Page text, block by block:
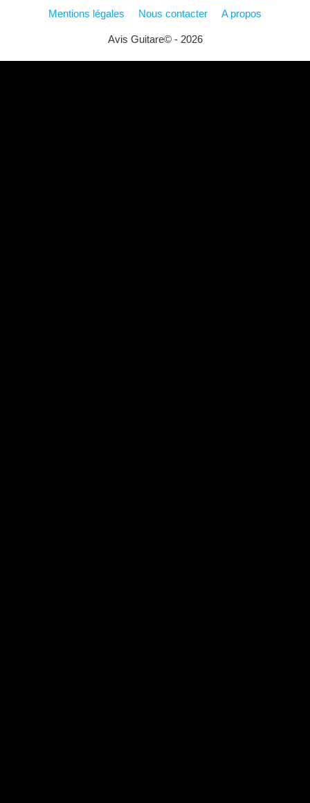
Mentions légales
Nous contacter A propos
Avis Guitare© - 2026